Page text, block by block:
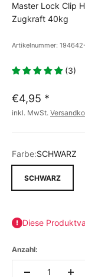
Master Lock Clip
Zugkraft 40kg
Artikelnummer:
(3)
€4,95 *
inkl. MwSt.
Farbe:SCHWARZ
SCHWARZ
Diese
Anzahl: